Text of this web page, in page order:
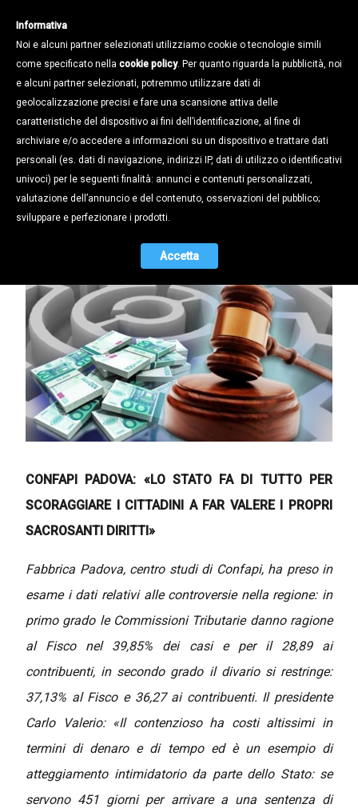
SE IL CONTENZIOSO COL FISCO
DIVENTA UN’ODISSEA: IN VENETO
2095 SENTENZE FAVOREVOLI AL
CONTRIBUENTE MA SERVE QUASI
UN ANNO E MEZZO PER ARRIVARCI…
CONFAPI PADOVA: «LO STATO FA DI TUTTO PER
SCORAGGIARE I CITTADINI A FAR VALERE I PROPRI
SACROSANTI DIRITTI»
Fabbrica Padova, centro studi di Confapi, ha preso in
esame i dati relativi alle controversie nella regione: in
primo grado le Commissioni Tributarie danno ragione
al Fisco nel 39,85% dei casi e per il 28,89 ai
contribuenti, in secondo grado il divario si restringe:
37,13% al Fisco e 36,27 ai contribuenti. Il presidente
Carlo Valerio: «Il contenzioso ha costi altissimi in
termini di denaro e di tempo ed è un esempio di
atteggiamento intimidatorio da parte dello Stato: se
servono 451 giorni per arrivare a una sentenza di
Informativa
Noi e alcuni partner selezionati utilizziamo cookie o tecnologie simili
come specificato nella cookie policy. Per quanto riguarda la pubblicità, noi
e alcuni partner selezionati, potremmo utilizzare dati di
geolocalizzazione precisi e fare una scansione attiva delle
caratteristiche del dispositivo ai fini dell’identificazione, al fine di
archiviare e/o accedere a informazioni su un dispositivo e trattare dati
personali (es. dati di navigazione, indirizzi IP, dati di utilizzo o identificativi
univoci) per le seguenti finalità: annunci e contenuti personalizzati,
valutazione dell’annuncio e del contenuto, osservazioni del pubblico;
sviluppare e perfezionare i prodotti.
Accetta